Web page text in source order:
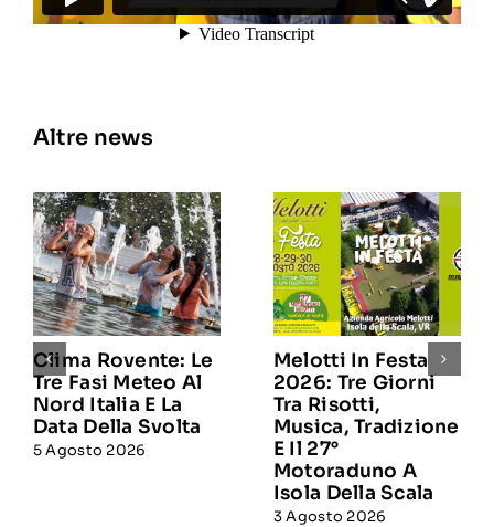
Altre news
Clima Rovente: Le
Tre Fasi Meteo Al
Nord Italia E La
Data Della Svolta
5 Agosto 2026
Melotti In Festa
2026: Tre Giorni
Tra Risotti,
Musica, Tradizione
E Il 27°
Motoraduno A
Isola Della Scala
3 Agosto 2026